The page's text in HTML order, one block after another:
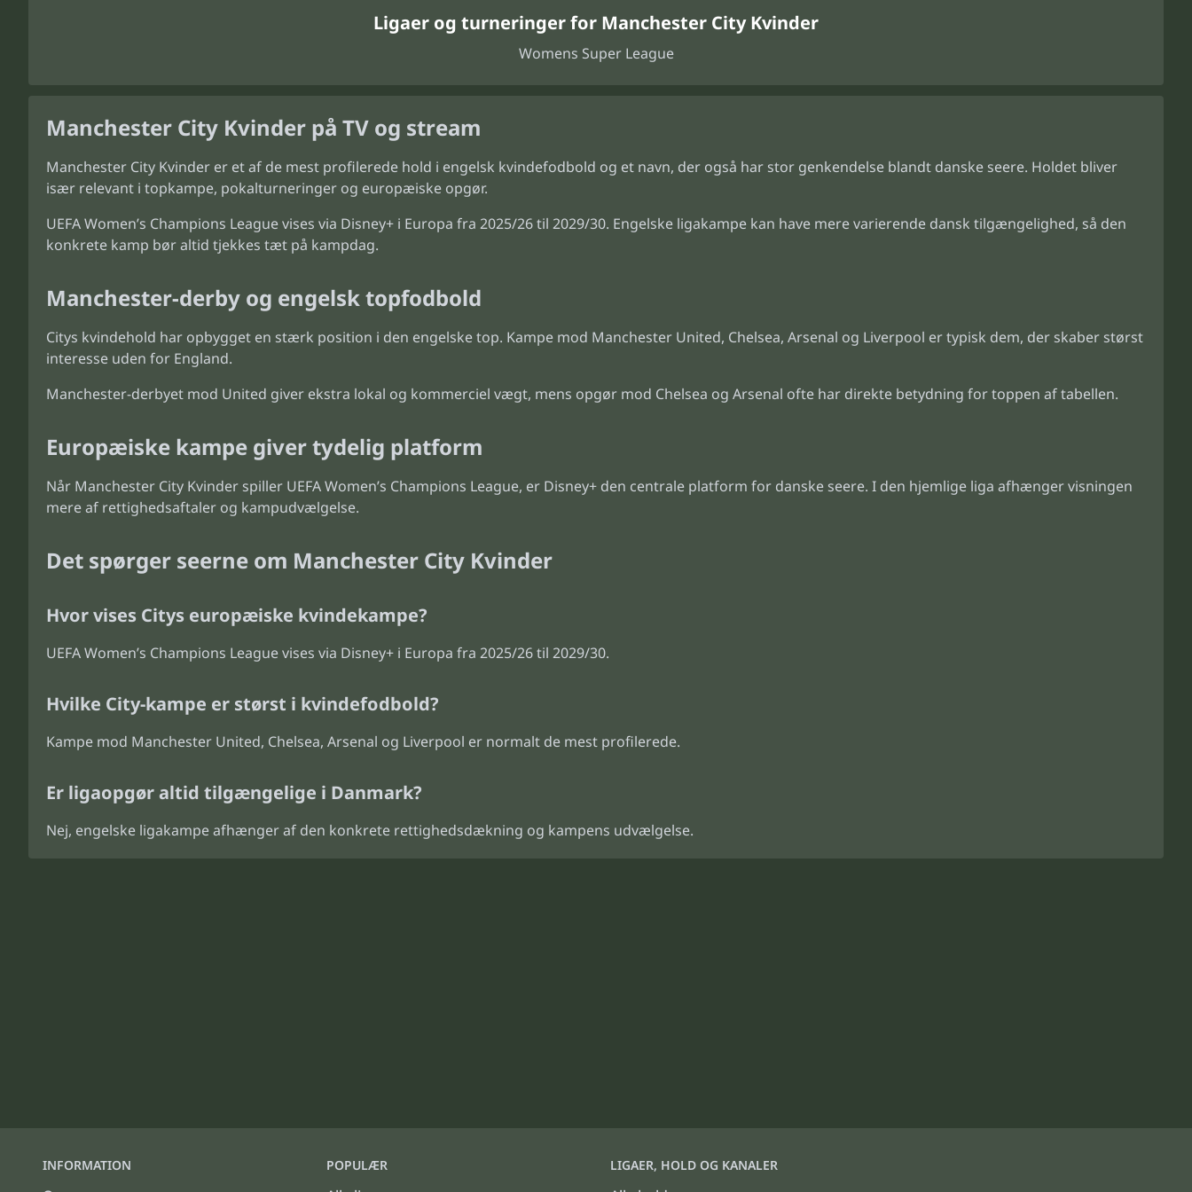
Ligaer og turneringer for Manchester City Kvinder
Womens Super League
Manchester City Kvinder på TV og stream
Manchester City Kvinder er et af de mest profilerede hold i engelsk kvindefodbold og et navn, der også har stor genkendelse blandt danske seere. Holdet bliver
især relevant i topkampe, pokalturneringer og europæiske opgør.
UEFA Women’s Champions League vises via Disney+ i Europa fra 2025/26 til 2029/30. Engelske ligakampe kan have mere varierende dansk tilgængelighed, så den
konkrete kamp bør altid tjekkes tæt på kampdag.
Manchester-derby og engelsk topfodbold
Citys kvindehold har opbygget en stærk position i den engelske top. Kampe mod Manchester United, Chelsea, Arsenal og Liverpool er typisk dem, der skaber størst
interesse uden for England.
Manchester-derbyet mod United giver ekstra lokal og kommerciel vægt, mens opgør mod Chelsea og Arsenal ofte har direkte betydning for toppen af tabellen.
Europæiske kampe giver tydelig platform
Når Manchester City Kvinder spiller UEFA Women’s Champions League, er Disney+ den centrale platform for danske seere. I den hjemlige liga afhænger visningen
mere af rettighedsaftaler og kampudvælgelse.
Det spørger seerne om Manchester City Kvinder
Hvor vises Citys europæiske kvindekampe?
UEFA Women’s Champions League vises via Disney+ i Europa fra 2025/26 til 2029/30.
Hvilke City-kampe er størst i kvindefodbold?
Kampe mod Manchester United, Chelsea, Arsenal og Liverpool er normalt de mest profilerede.
Er ligaopgør altid tilgængelige i Danmark?
Nej, engelske ligakampe afhænger af den konkrete rettighedsdækning og kampens udvælgelse.
INFORMATION POPULÆR LIGAER, HOLD OG KANALER